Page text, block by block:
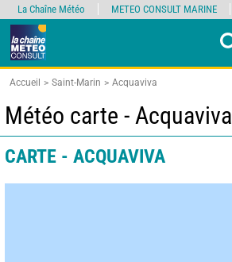
Accueil Saint-Marin Acquaviva
Météo carte - Acquaviva
CARTE - ACQUAVIVA
La Chaîne Météo METEO CONSULT MARINE